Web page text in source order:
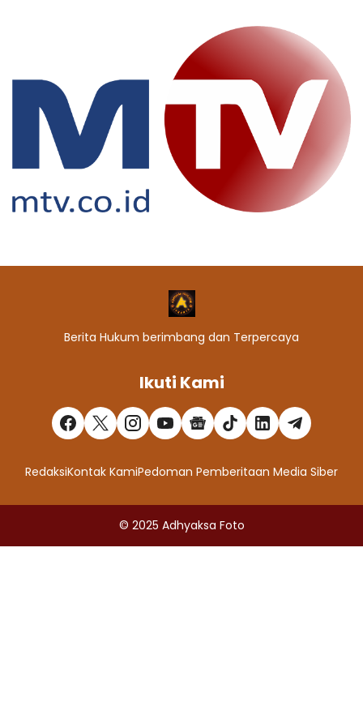
Berita Hukum berimbang dan Terpercaya
Ikuti Kami
RedaksiKontak KamiPedoman Pemberitaan Media Siber
© 2025 Adhyaksa Foto